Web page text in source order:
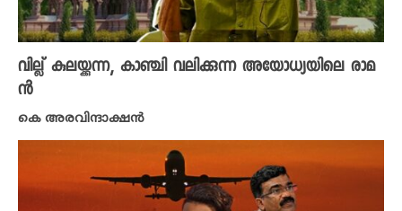
വില്ല് കുലയ്ക്കുന്ന, കാഞ്ചി വലിക്കുന്ന അയോധ്യയിലെ രാമ
ൻ
കെ അരവിന്ദാക്ഷൻ